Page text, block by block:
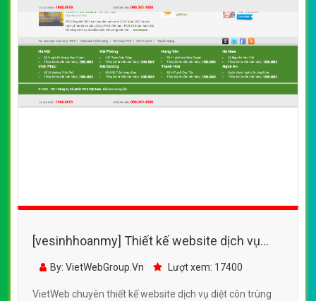
[vesinhhoanmy] Thiết kế website dịch vụ
diệt côn trùng bằng công nghệ cao, các sản
By: VietWebGroup.Vn Lượt xem: 17400
VietWeb chuyên thiết kế website dịch vụ diệt côn trùng